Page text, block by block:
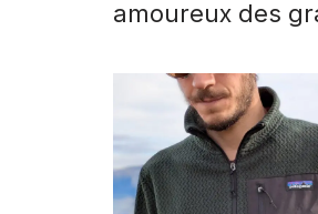
amoureux des